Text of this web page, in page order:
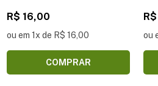
R$ 16,00
ou em 1x de R$ 16,00
COMPRAR
ou